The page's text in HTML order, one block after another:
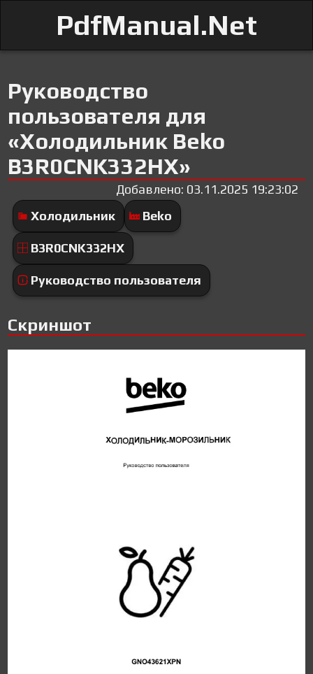
PdfManual.Net
Руководство
пользователя для
«Холодильник Beko
B3R0CNK332HX»
Добавлено: 03.11.2025 19:23:02
Холодильник
Beko
B3R0CNK332HX
Руководство пользователя
Скриншот